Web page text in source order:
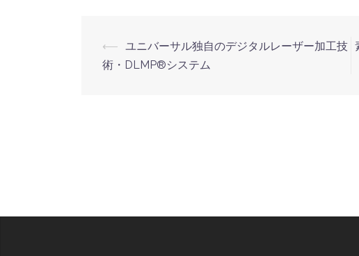
投
ー
⟵ ユニバーサル独自のデジタルレーザー加工技
術・DLMP®システム